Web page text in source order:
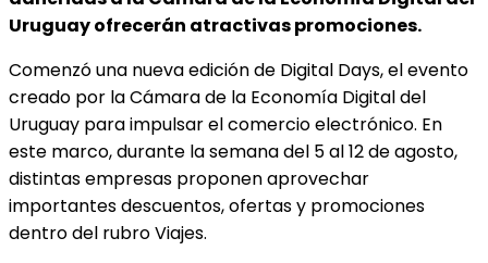
Uruguay ofrecerán atractivas promociones.
Comenzó una nueva edición de Digital Days, el evento
creado por la Cámara de la Economía Digital del
Uruguay para impulsar el comercio electrónico. En
este marco, durante la semana del 5 al 12 de agosto,
distintas empresas proponen aprovechar
importantes descuentos, ofertas y promociones
dentro del rubro Viajes.